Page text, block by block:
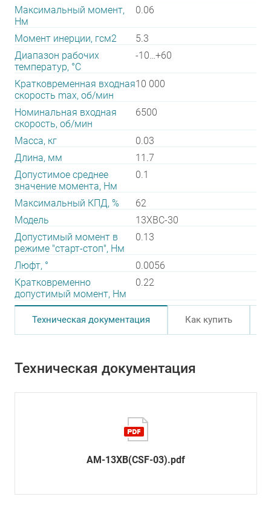
Максимальный момент,
Нм
0.06
Момент инерции, гсм2
5.3
Диапазон рабочих
температур, °С
-10…+60
Кратковременная входная
скорость max, об/мин
10 000
Номинальная входная
скорость, об/мин
6500
Масса, кг
0.03
Длина, мм
11.7
Допустимое среднее
значение момента, Нм
0.1
Максимальный КПД, %
62
Модель
13XBC-30
Допустимый момент в
режиме "старт-стоп", Нм
0.13
Люфт, °
0.0056
Кратковременно
допустимый момент, Нм
0.22
Техническая документация Как купить
Техническая документация
AM-13XB(CSF-03).pdf